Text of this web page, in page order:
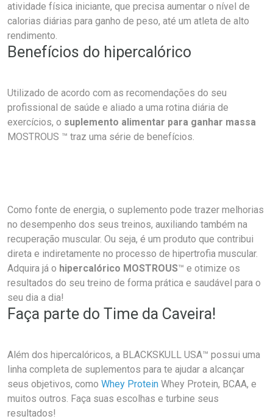
atividade física iniciante, que precisa aumentar o nível de
calorias diárias para ganho de peso, até um atleta de alto
rendimento.
Benefícios do hipercalórico
Utilizado de acordo com as recomendações do seu
profissional de saúde e aliado a uma rotina diária de
exercícios, o suplemento alimentar para ganhar massa
MOSTROUS ™ traz uma série de benefícios.
Como fonte de energia, o suplemento pode trazer melhorias
no desempenho dos seus treinos, auxiliando também na
recuperação muscular. Ou seja, é um produto que contribui
direta e indiretamente no processo de hipertrofia muscular.
Adquira já o hipercalórico MOSTROUS™ e otimize os
resultados do seu treino de forma prática e saudável para o
seu dia a dia!
Faça parte do Time da Caveira!
Além dos hipercalóricos, a BLACKSKULL USA™ possui uma
linha completa de suplementos para te ajudar a alcançar
seus objetivos, como Whey Protein Whey Protein, BCAA, e
muitos outros. Faça suas escolhas e turbine seus
resultados!